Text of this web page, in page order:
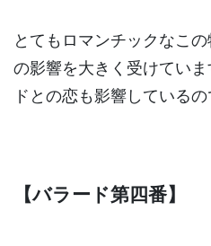
とてもロマンチックなこ
の影響を大きく受けてい
ドとの恋も影響している
【バラード第四番】